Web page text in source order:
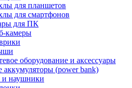
для планшетов
для смартфонов
для ПК
камеры
оборудование и аксессуары
(power bank)
и наушники